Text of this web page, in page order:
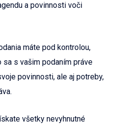
a povinnosti voči
máte pod kontrolou,
s vašim podaním práve
povinnosti, ale aj potreby,
všetky nevyhnutné